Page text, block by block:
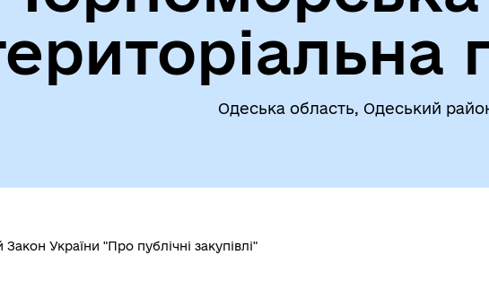
робочі групи, комісії)
ВЕТЕРАНАМ
Одеська область, Одеський
України "Про публічні закупівлі"